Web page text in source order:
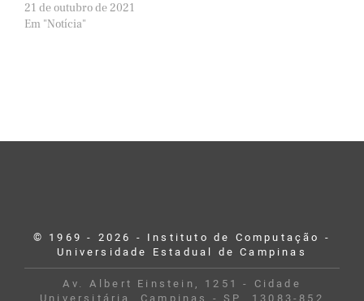
21 de outubro de 2021
Em "Notícia"
© 1969 - 2026 - Instituto de Computação -
Universidade Estadual de Campinas
Av. Albert Einstein, 1251 - Cidade